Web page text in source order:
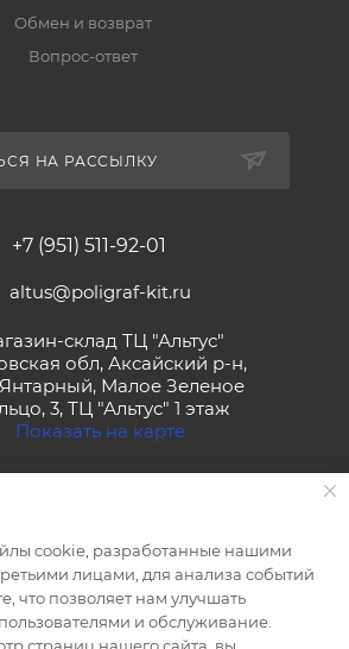
Обмен и возврат
Вопрос-ответ
НА РАССЫЛКУ
+7 (951) 511-92-01
altus@poligraf-kit.ru
склад ТЦ "Альтус"
обл, Аксайский р-н,
Малое Зеленое
3, ТЦ "Альтус" 1 этаж
Показать на карте
кит - интернет-магазин
cookie, разработанные нашими
лицами, для анализа событий
что позволяет нам улучшать
и обслуживание.